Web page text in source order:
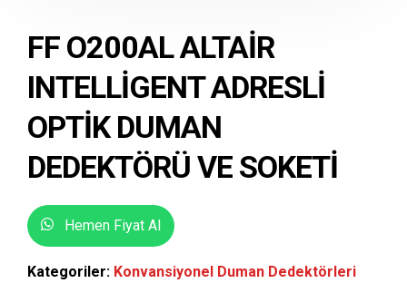
FF O200AL ALTAIR
INTELLIGENT ADRESLI
OPTIK DUMAN
DEDEKTÖRÜ VE SOKETI
Hemen Fiyat Al
Kategoriler: Konvansiyonel Duman Dedektörleri